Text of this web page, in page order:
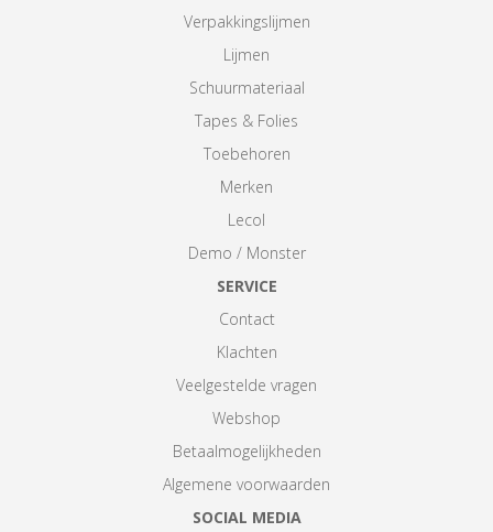
Verpakkingslijmen
Lijmen
Schuurmateriaal
Tapes & Folies
Toebehoren
Merken
Lecol
Demo / Monster
SERVICE
Contact
Klachten
Veelgestelde vragen
Webshop
Betaalmogelijkheden
Algemene voorwaarden
SOCIAL MEDIA